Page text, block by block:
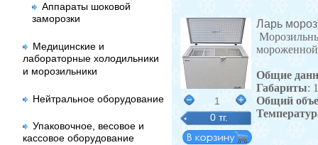
Аппараты шоковой
заморозки
Медицинские и
лабораторные холодильники
и морозильники
Нейтральное оборудование
Упаковочное, весовое и
кассовое оборудование
1
0 тг.
Ларь
Общие
Габариты:
Общий